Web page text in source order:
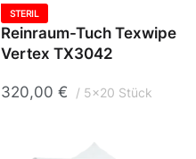
STERIL
Reinraum-Tuch Texwipe
Vertex TX3042
320,00 € 5x20 Stück